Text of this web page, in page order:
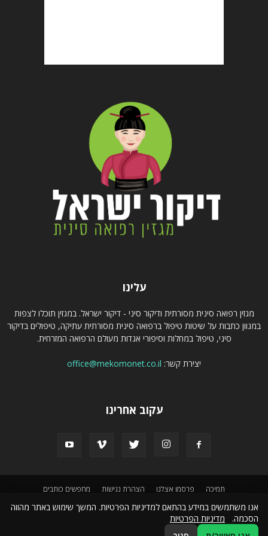
עלינו
מגזין רפואה סינית מסורתית ודיקור סיני - דיקור ישראל. במגזין תוכלו לצפות
במגוון כתבות על שיטות טיפול ברפואה סינית מסורתית עתיקה, טיפולים בדיקור
סיני, טיפול במחלות וסיפורי אגדות מעולם הרפואה המזרחית.
יצירת קשר: office@mekomonet.co.il
עקוב אחרינו
תמיכה פרסמו אצלנו הצהרת נגישות
מחפשים כותבים
© קבוצת מקומונט :מגזין אופנה ישראלי|אתר כתבות|פורטל הלימודים של ישראל|
בלוג שיווק באינטרנט|מגזין צרכנות נבונה
מגזין תיירות ונופש
מגזין סלולרי
אנו משתמשים במידע בהתאם למדיניות הפרטיות. המשך שימוש באתר מהווה
הסכמה. מדיניות הפרטיות